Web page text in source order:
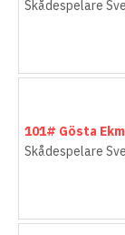
Skådespelare
101# Gösta
Skådespelare